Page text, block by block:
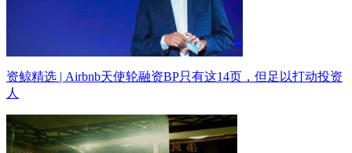
资鲸精选 | Airbnb天使轮融资BP只有这14页，但足以打动投资
人